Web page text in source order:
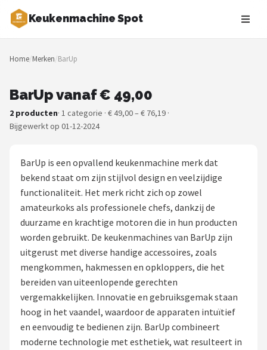
Keukenmachine Spot
Zoeken
NAVIGATIE
Merken
MasterChef
Restaurants
Keukenmachines
Staafmixers
Shop
POPULAIRE MERKEN
Home/Merken/BarUp
BarUp vanaf € 49,00
2 producten· 1 categorie · € 49,00 – € 76,19 ·
Bijgewerkt op 01-12-2024
BarUp is een opvallend keukenmachine merk dat
bekend staat om zijn stijlvol design en veelzijdige
functionaliteit. Het merk richt zich op zowel
amateurkoks als professionele chefs, dankzij de
duurzame en krachtige motoren die in hun producten
worden gebruikt. De keukenmachines van BarUp zijn
uitgerust met diverse handige accessoires, zoals
mengkommen, hakmessen en opkloppers, die het
bereiden van uiteenlopende gerechten
vergemakkelijken. Innovatie en gebruiksgemak staan
hoog in het vaandel, waardoor de apparaten intuïtief
en eenvoudig te bedienen zijn. BarUp combineert
moderne technologie met esthetiek, wat resulteert in